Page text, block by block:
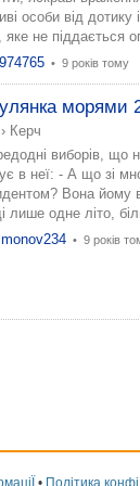
особи від
яке не піддається
_974765 • 9 років тому
морями
› Керч
виборів, що
в неї: - А що зі
Вона йому
лише одне літо,
• 9 років
• Політика